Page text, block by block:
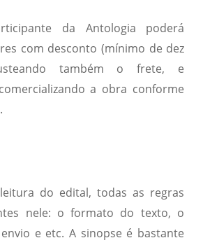
da Antologia poderá
com desconto (mínimo de dez
também o frete, e
a obra conforme
do edital, todas as regras
nele: o formato do texto, o
e etc. A sinopse é bastante